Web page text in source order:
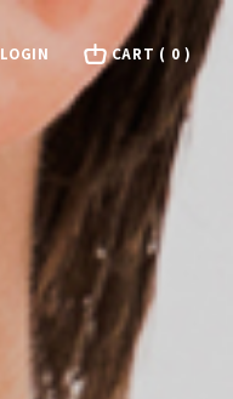
LOGIN CART ( 0 )